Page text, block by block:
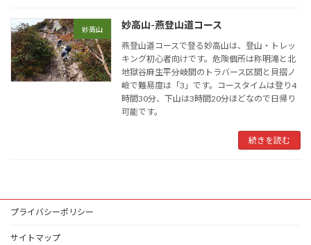
妙高山 妙高山-燕登山道コース
燕登山道コースで登る妙高山は、登山・トレッ
キング初心者向けです。危険個所は称明滝と北
地獄谷麻生平分岐間のトラバース区間と貝摺ノ
嶮で難易度は「3」です。コースタイムは登り4
時間30分、下山は3時間20分ほどなので日帰り
可能です。
続きを読む
プライバシーポリシー
サイトマップ